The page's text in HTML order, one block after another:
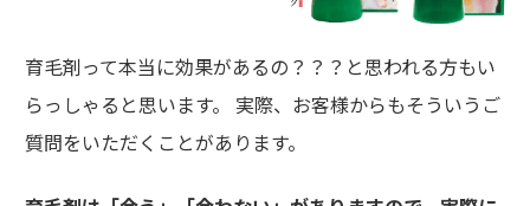
育毛剤って本当に効果があるの？？？と思われる方もい
らっしゃると思います。 実際、お客様からもそういうご
質問をいただくことがあります。